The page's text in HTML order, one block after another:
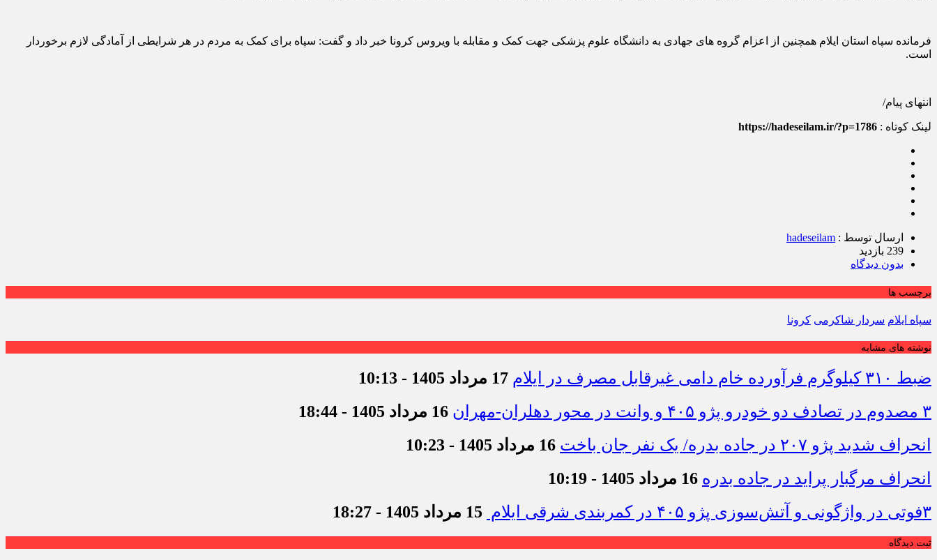
فرمانده سپاه استان ایلام همچنین از اعزام گروه های جهادی به دانشگاه علوم پزشکی جهت کمک و مقابله با ویروس کرونا خبر داد و گفت: سپاه برای کمک به مردم در هر شرایطی از آمادگی لازم برخوردار
است.
انتهای پیام/
لینک کوتاه : https://hadeseilam.ir/?p=1786
ارسال توسط : hadeseilam
239 بازدید
بدون دیدگاه
برچسب ها
سپاه ایلام سردار شاکرمی کرونا
نوشته های مشابه
ضبط ۳۱۰ کیلوگرم فرآورده خام دامی غیرقابل مصرف در ایلام
17 مرداد 1405 - 10:13
۳ مصدوم در تصادف دو خودرو پژو ۴۰۵ و وانت در محور دهلران-مهران
16 مرداد 1405 - 18:44
انحراف شدید پژو ۲۰۷ در جاده بدره/ یک نفر جان باخت
16 مرداد 1405 - 10:23
انحراف مرگبار پراید در جاده بدره 16 مرداد 1405 - 10:19
۳فوتی در واژگونی و آتش‌سوزی پژو ۴۰۵ در کمربندی شرقی ایلام
15 مرداد 1405 - 18:27
ثبت دیدگاه